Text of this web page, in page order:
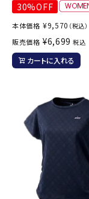
30%OFF
本体価格 ¥9,570 （税込）
販売価格 ¥6,699 税込
カートに入れる